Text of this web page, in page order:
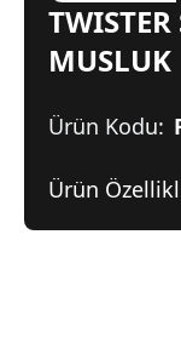
MUSLUK
Ürün Kodu:
Ürün